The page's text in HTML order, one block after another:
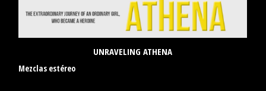
UNRAVELING ATHENA
Mezclas estéreo